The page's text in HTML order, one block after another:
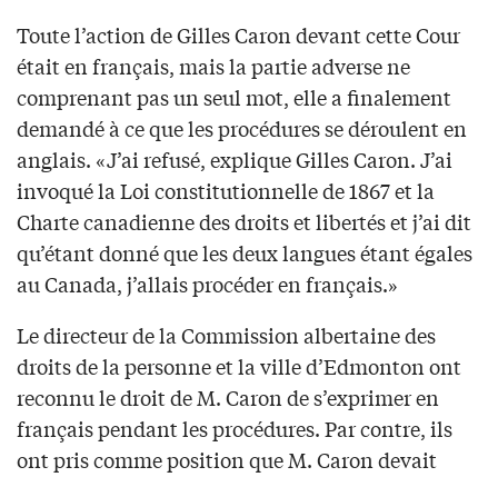
Toute l’action de Gilles Caron devant cette Cour
était en français, mais la partie adverse ne
comprenant pas un seul mot, elle a finalement
demandé à ce que les procédures se déroulent en
anglais. «J’ai refusé, explique Gilles Caron. J’ai
invoqué la Loi constitutionnelle de 1867 et la
Charte canadienne des droits et libertés et j’ai dit
qu’étant donné que les deux langues étant égales
au Canada, j’allais procéder en français.»
Le directeur de la Commission albertaine des
droits de la personne et la ville d’Edmonton ont
reconnu le droit de M. Caron de s’exprimer en
français pendant les procédures. Par contre, ils
ont pris comme position que M. Caron devait